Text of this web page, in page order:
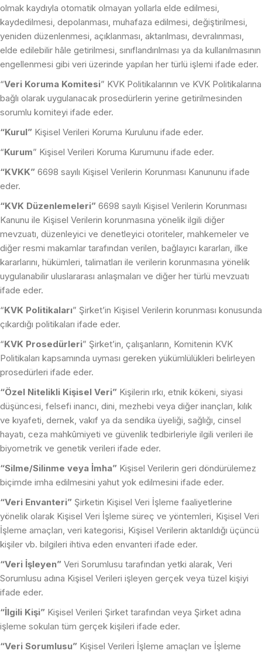
olmak kaydıyla otomatik olmayan yollarla elde edilmesi,
kaydedilmesi, depolanması, muhafaza edilmesi, değiştirilmesi,
yeniden düzenlenmesi, açıklanması, aktarılması, devralınması,
elde edilebilir hâle getirilmesi, sınıflandırılması ya da kullanılmasının
engellenmesi gibi veri üzerinde yapılan her türlü işlemi ifade eder.
“Veri Koruma Komitesi” KVK Politikalarının ve KVK Politikalarına
bağlı olarak uygulanacak prosedürlerin yerine getirilmesinden
sorumlu komiteyi ifade eder.
“Kurul” Kişisel Verileri Koruma Kurulunu ifade eder.
“Kurum” Kişisel Verileri Koruma Kurumunu ifade eder.
“KVKK” 6698 sayılı Kişisel Verilerin Korunması Kanununu ifade
eder.
“KVK Düzenlemeleri” 6698 sayılı Kişisel Verilerin Korunması
Kanunu ile Kişisel Verilerin korunmasına yönelik ilgili diğer
mevzuatı, düzenleyici ve denetleyici otoriteler, mahkemeler ve
diğer resmi makamlar tarafından verilen, bağlayıcı kararları, ilke
kararlarını, hükümleri, talimatları ile verilerin korunmasına yönelik
uygulanabilir uluslararası anlaşmaları ve diğer her türlü mevzuatı
ifade eder.
“KVK Politikaları” Şirket’in Kişisel Verilerin korunması konusunda
çıkardığı politikaları ifade eder.
“KVK Prosedürleri” Şirket’in, çalışanların, Komitenin KVK
Politikaları kapsamında uyması gereken yükümlülükleri belirleyen
prosedürleri ifade eder.
“Özel Nitelikli Kişisel Veri” Kişilerin ırkı, etnik kökeni, siyasi
düşüncesi, felsefi inancı, dini, mezhebi veya diğer inançları, kılık
ve kıyafeti, dernek, vakıf ya da sendika üyeliği, sağlığı, cinsel
hayatı, ceza mahkûmiyeti ve güvenlik tedbirleriyle ilgili verileri ile
biyometrik ve genetik verileri ifade eder.
“Silme/Silinme veya İmha” Kişisel Verilerin geri döndürülemez
biçimde imha edilmesini yahut yok edilmesini ifade eder.
“Veri Envanteri” Şirketin Kişisel Veri İşleme faaliyetlerine
yönelik olarak Kişisel Veri İşleme süreç ve yöntemleri, Kişisel Veri
İşleme amaçları, veri kategorisi, Kişisel Verilerin aktarıldığı üçüncü
kişiler vb. bilgileri ihtiva eden envanteri ifade eder.
“Veri İşleyen” Veri Sorumlusu tarafından yetki alarak, Veri
Sorumlusu adına Kişisel Verileri işleyen gerçek veya tüzel kişiyi
ifade eder.
“İlgili Kişi” Kişisel Verileri Şirket tarafından veya Şirket adına
işleme sokulan tüm gerçek kişileri ifade eder.
“Veri Sorumlusu” Kişisel Verileri İşleme amaçları ve İşleme